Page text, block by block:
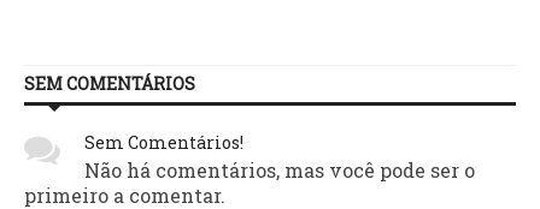
SEM COMENTÁRIOS
Sem Comentários!
Não há comentários, mas você pode ser o
primeiro a comentar.